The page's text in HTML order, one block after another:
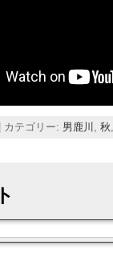
カテゴリー: 男鹿川 秋